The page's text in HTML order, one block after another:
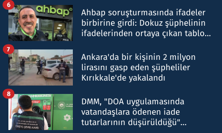
Ahbap soruşturmasında ifadeler
birbirine girdi: Dokuz şüphelinin
ifadelerinden ortaya çıkan tablo
6
Ankara'da bir kişinin 2 milyon
lirasını gasp eden şüpheliler
Kırıkkale'de yakalandı
7
DMM, "DOA uygulamasında
vatandaşlara ödenen iade
tutarlarının düşürüldüğü"
8